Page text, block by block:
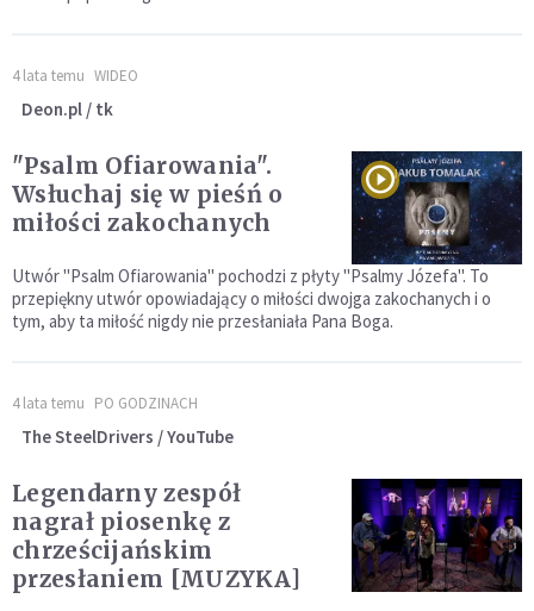
4 lata temu WIDEO
Deon.pl / tk
"Psalm Ofiarowania".
Wsłuchaj się w pieśń o
miłości zakochanych
Utwór "Psalm Ofiarowania" pochodzi z płyty "Psalmy Józefa". To
przepiękny utwór opowiadający o miłości dwojga zakochanych i o
tym, aby ta miłość nigdy nie przesłaniała Pana Boga.
4 lata temu PO GODZINACH
The SteelDrivers / YouTube
Legendarny zespół
nagrał piosenkę z
chrześcijańskim
przesłaniem [MUZYKA]